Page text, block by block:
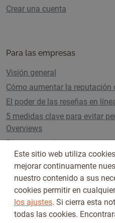
Crear una cuenta
Para las empresas
Visión general
Cómo aumentar la reputación
El poder de las reseñas en
5 medidas clave para evitar
Overviews
Planes y precios
Síguenos en
Este sitio web utiliza
mejorar continuamente
nuestro contenido a sus
cookies permitir en
los ajustes. Si cierra esta
todas las cookies.